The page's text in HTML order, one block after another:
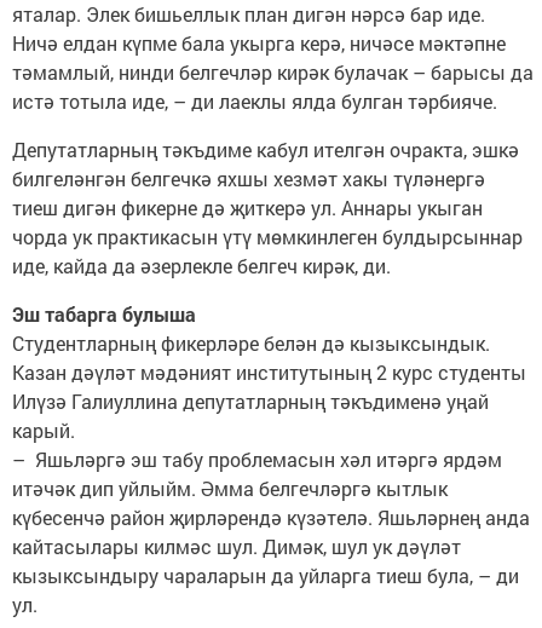
яталар. Элек бишьеллык план дигән нәрсә бар иде.
Ничә елдан күпме бала укырга керә, ничәсе мәктәпне
тәмамлый, нинди белгечләр кирәк булачак – барысы да
истә тотыла иде, – ди лаеклы ялда булган тәрбияче.
Депутатларның тәкъдиме кабул ителгән очракта, эшкә
билгеләнгән белгечкә яхшы хезмәт хакы түләнергә
тиеш дигән фикерне дә җиткерә ул. Аннары укыган
чорда ук практикасын үтү мөмкинлеген булдырсыннар
иде, кайда да әзерлекле белгеч кирәк, ди.
Эш табарга булыша
Студентларның фикерләре белән дә кызыксындык.
Казан дәүләт мәдәният институтының 2 курс студенты
Илүзә Галиуллина депутатларның тәкъдименә уңай
карый.
– Яшьләргә эш табу проблемасын хәл итәргә ярдәм
итәчәк дип уйлыйм. Әмма белгечләргә кытлык
күбесенчә район җирләрендә күзәтелә. Яшьләрнең анда
кайтасылары килмәс шул. Димәк, шул ук дәүләт
кызыксындыру чараларын да уйларга тиеш була, – ди
ул.